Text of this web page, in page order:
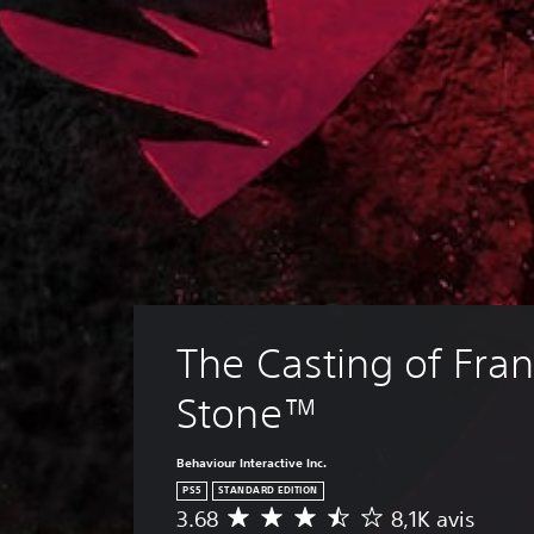
The Casting of
Stone™
Behaviour Interactive Inc.
PS5 STANDARD EDITION
É
3.68 8,1K avis